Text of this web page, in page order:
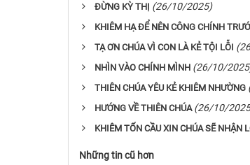
ĐỪNG KỲ THỊ (26/10/2025)
KHIÊM HẠ ĐỂ NÊN CÔNG CHÍNH
TẠ ƠN CHÚA VÌ CON LÀ KẺ TỘI LỖI
NHÌN VÀO CHÍNH MÌNH (26/10/
THIÊN CHÚA YÊU KẺ KHIÊM NHƯỜNG
HƯỚNG VỀ THIÊN CHÚA (26/10/
KHIÊM TỐN CẦU XIN CHÚA SẼ NHẬN
Những tin cũ hơn